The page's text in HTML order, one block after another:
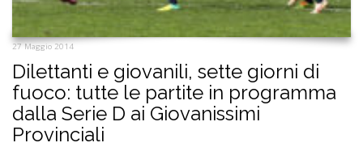
27 Maggio 2014
Dilettanti e giovanili, sette giorni di
fuoco: tutte le partite in programma
dalla Serie D ai Giovanissimi
Provinciali